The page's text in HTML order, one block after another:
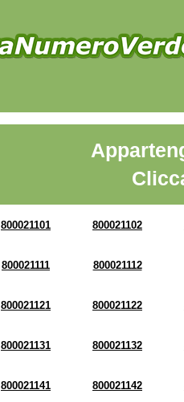
800021101 800021102
800021111 800021112
800021121 800021122
800021131 800021132
800021141 800021142